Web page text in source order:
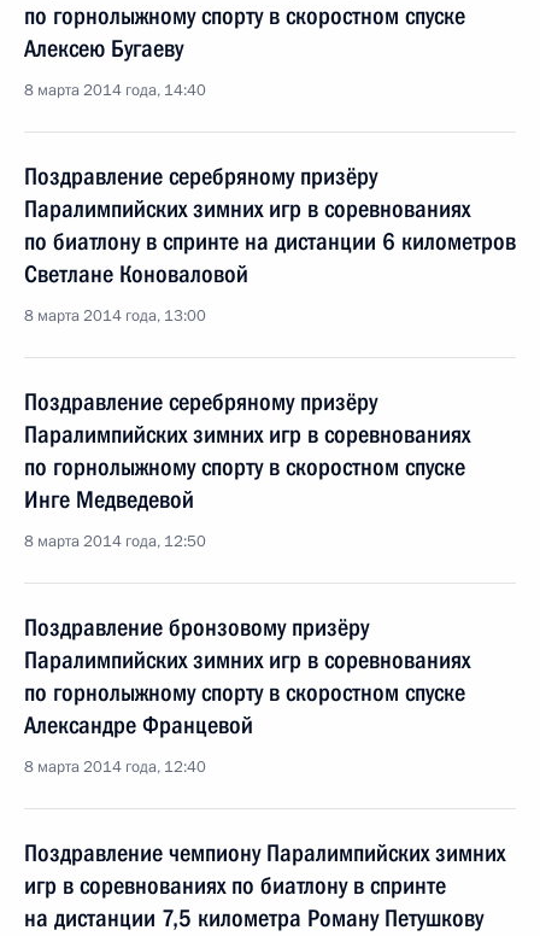
по горнолыжному спорту в скоростном спуске
Алексею Бугаеву
8 марта 2014 года, 14:40
Поздравление серебряному призёру
Паралимпийских зимних игр в соревнованиях
по биатлону в спринте на дистанции 6 километров
Светлане Коноваловой
8 марта 2014 года, 13:00
Поздравление серебряному призёру
Паралимпийских зимних игр в соревнованиях
по горнолыжному спорту в скоростном спуске
Инге Медведевой
8 марта 2014 года, 12:50
Поздравление бронзовому призёру
Паралимпийских зимних игр в соревнованиях
по горнолыжному спорту в скоростном спуске
Александре Францевой
8 марта 2014 года, 12:40
Поздравление чемпиону Паралимпийских зимних
игр в соревнованиях по биатлону в спринте
на дистанции 7,5 километра Роману Петушкову